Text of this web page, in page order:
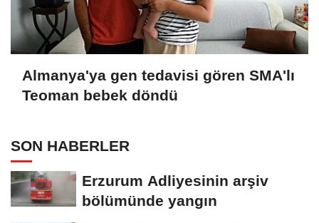
Almanya'ya gen tedavisi gören SMA'lı
Teoman bebek döndü
SON HABERLER
Erzurum Adliyesinin arşiv
bölümünde yangın